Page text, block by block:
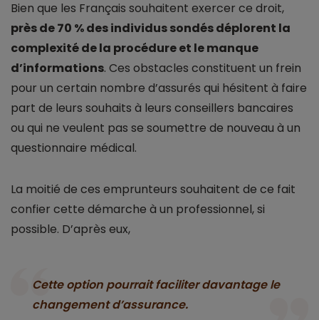
Bien que les Français souhaitent exercer ce droit,
près de 70 % des individus sondés déplorent la
complexité de la procédure et le manque
d’informations. Ces obstacles constituent un frein
pour un certain nombre d’assurés qui hésitent à faire
part de leurs souhaits à leurs conseillers bancaires
ou qui ne veulent pas se soumettre de nouveau à un
questionnaire médical.
La moitié de ces emprunteurs souhaitent de ce fait
confier cette démarche à un professionnel, si
possible. D’après eux,
Cette option pourrait faciliter davantage le
changement d’assurance.